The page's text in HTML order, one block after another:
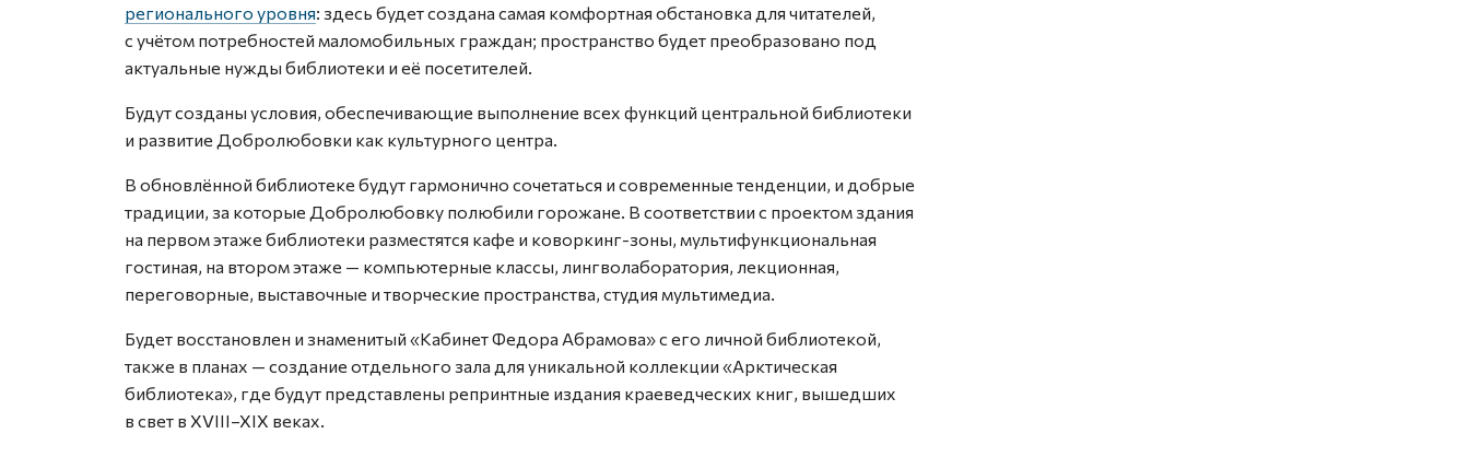
регионального уровня: здесь будет создана самая комфортная обстановка для читателей,
с учётом потребностей маломобильных граждан; пространство будет преобразовано под
актуальные нужды библиотеки и её посетителей.
Будут созданы условия, обеспечивающие выполнение всех функций центральной библиотеки
и развитие Добролюбовки как культурного центра.
В обновлённой библиотеке будут гармонично сочетаться и современные тенденции, и добрые
традиции, за которые Добролюбовку полюбили горожане. В соответствии с проектом здания
на первом этаже библиотеки разместятся кафе и коворкинг-зоны, мультифункциональная
гостиная, на втором этаже — компьютерные классы, лингволаборатория, лекционная,
переговорные, выставочные и творческие пространства, студия мультимедиа.
Будет восстановлен и знаменитый «Кабинет Федора Абрамова» с его личной библиотекой,
также в планах — создание отдельного зала для уникальной коллекции «Арктическая
библиотека», где будут представлены репринтные издания краеведческих книг, вышедших
в свет в XVIII–XIX веках.